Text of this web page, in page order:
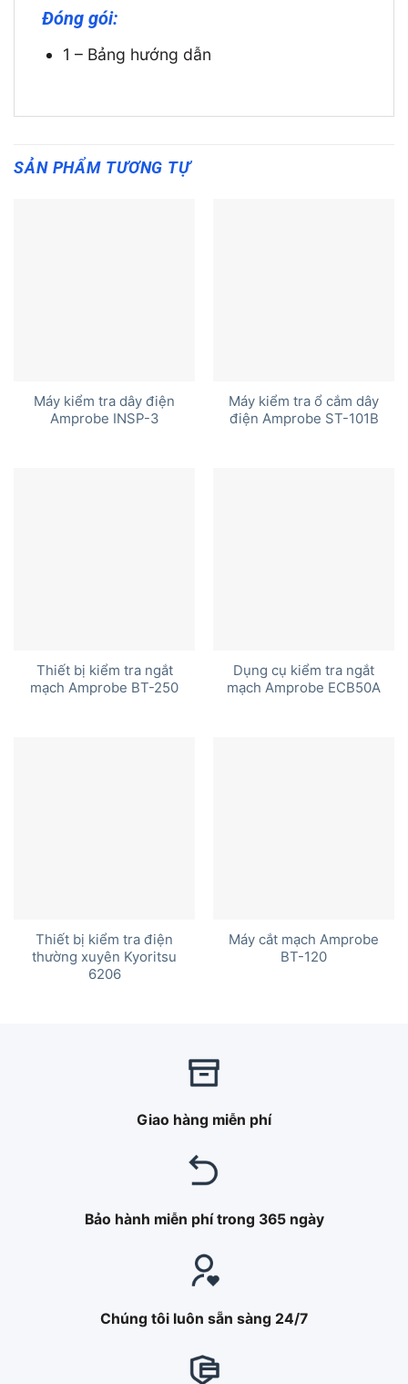
Đóng gói:
1 – Bảng hướng dẫn
SẢN PHẨM TƯƠNG TỰ
Máy kiểm tra dây điện
Amprobe INSP-3
Máy kiểm tra ổ cắm dây
điện Amprobe ST-101B
Thiết bị kiểm tra ngắt
mạch Amprobe BT-250
Dụng cụ kiểm tra ngắt
mạch Amprobe ECB50A
Thiết bị kiểm tra điện
thường xuyên Kyoritsu
6206
Máy cắt mạch Amprobe
BT-120
Giao hàng miễn phí
Bảo hành miễn phí trong 365 ngày
Chúng tôi luôn sẵn sàng 24/7